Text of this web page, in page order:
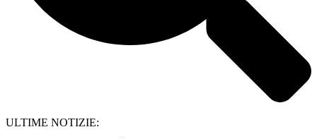
ULTIME NOTIZIE: